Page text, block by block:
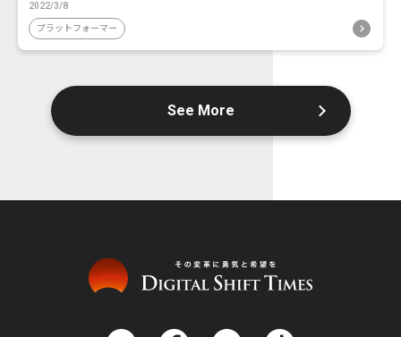
2022/3/8
プラットフォーマー
See More